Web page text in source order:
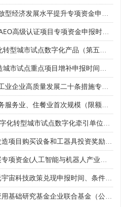
融入梯度培育体系?
认定标准(如研发投入、增长
前所处阶段;
升计划，如“今年高企+明年
强研发管理、布局核心专利;
企业服务专员”名单，获取政
企业服务专区或“广州科技大
策。
)成立16年来，致力于
平提升专项资金申报时间、条件要求、补助奖励
项目专项资金申报时间、条件要求、扶持奖励
字化产品（第五批）征集申报时间、条件要求
点项目增补申报时间、条件要求、补助奖励
二十条措施专项资金申报时间、条件要求、补助奖励
额）以下转规模（限额）以上奖励申报时间、条件要求、资助标准
试点数字化牵引单位遴选申报时间、条件要求
器具投资奖励 （第一批）申报时间、条件要求、资助标准
人产业发展用途)项目征集申报时间、条件要求、补助奖励
政策兑现申报时间、条件要求、补助奖励
（公共卫生与医药健康领域）项目申报时间、条件要求、资助奖励